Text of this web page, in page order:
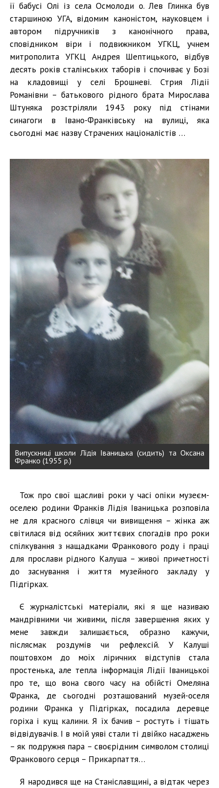
її бабусі Олі із села Осмолоди о. Лев Глинка був
старшиною УГА, відомим каноністом, науковцем і
автором підручників з канонічного права,
сповідником віри і подвижником УГКЦ, учнем
митрополита УГКЦ Андрея Шептицького, відбув
десять років сталінських таборів і спочиває у Бозі
на кладовищі у селі Брошневі. Стрия Лідії
Романівни – батькового рідного брата Мирослава
Штуняка розстріляли 1943 року під стінами
синагоги в Івано-Франківську на вулиці, яка
сьогодні має назву Страчених націоналістів …
Випускниці школи Лідія Іваницька (сидить) та Оксана
Франко (1955 р.)
Тож про свої щасливі роки у часі опіки музеєм-
оселею родини Франків Лідія Іваницька розповіла
не для красного слівця чи вивищення – жінка аж
світилася від осяйних життєвих спогадів про роки
спілкування з нащадками Франкового роду і праці
для прослави рідного Калуша – живої причетності
до заснування і життя музейного закладу у
Підгірках.
Є журналістські матеріали, які я ще називаю
мандрівними чи живими, після завершення яких у
мене завжди залишається, образно кажучи,
післясмак роздумів чи рефлексій. У Калуші
поштовхом до моїх ліричних відступів стала
простенька, але тепла інформація Лідії Іваницької
про те, що вона свого часу на обійсті Омеляна
Франка, де сьогодні розташований музей-оселя
родини Франка у Підгірках, посадила деревце
горіха і кущ калини. Я їх бачив – ростуть і тішать
відвідувачів. І в моїй уяві стали ті двійко насаджень
– як подружня пара – своєрідним символом столиці
Франкового серця – Прикарпаття…
Я народився ще на Станіславщині, а відтак через